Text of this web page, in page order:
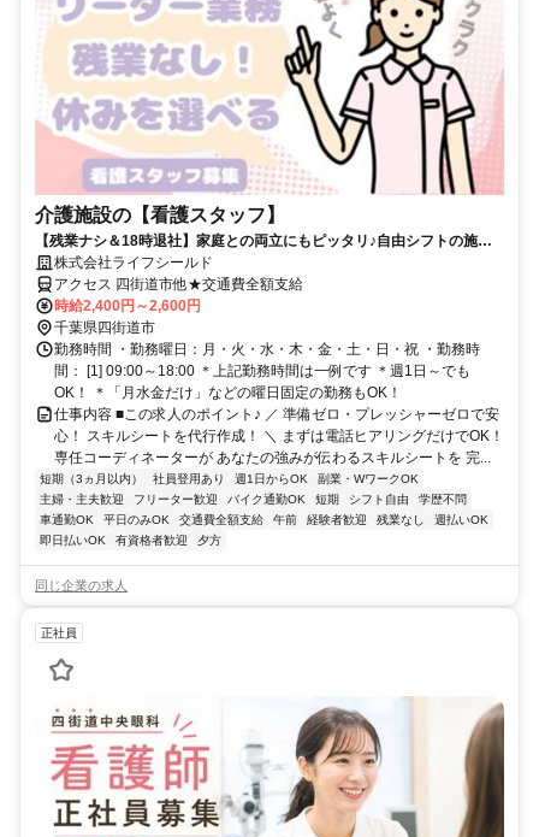
介護施設の【看護スタッフ】
【残業ナシ＆18時退社】家庭との両立にもピッタリ♪自由シフトの施設
看護師★週1日～OK◎
株式会社ライフシールド
アクセス 四街道市他★交通費全額支給
時給2,400円～2,600円
千葉県四街道市
勤務時間 ・勤務曜日：月・火・水・木・金・土・日・祝 ・勤務時
間： [1] 09:00～18:00 ＊上記勤務時間は一例です ＊週1日～でも
OK！ ＊「月水金だけ」などの曜日固定の勤務もOK！
仕事内容 ■この求人のポイント♪ ／ 準備ゼロ・プレッシャーゼロで安
心！ スキルシートを代行作成！ ＼ まずは電話ヒアリングだけでOK！
専任コーディネーターが あなたの強みが伝わるスキルシートを 完...
短期（3ヵ月以内） 社員登用あり 週1日からOK
副業・WワークOK
主婦・主夫歓迎
フリーター歓迎 バイク通勤OK 短期 シフト自由
学歴不問
車通勤OK
平日のみOK 交通費全額支給 午前 経験者歓迎 残業なし
週払いOK
即日払いOK
有資格者歓迎 夕方
同じ企業の求人
正社員